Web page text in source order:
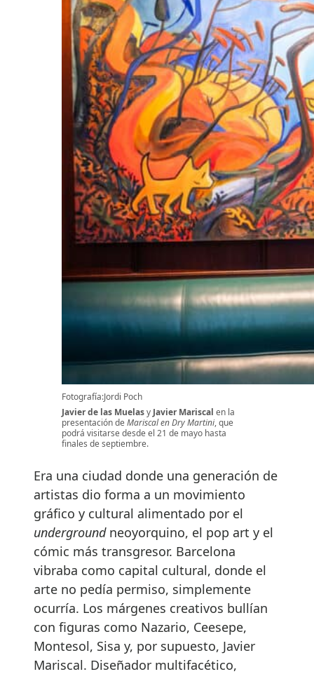
Fotografía:Jordi Poch
Javier de las Muelasy Javier Mariscal en la
presentación deMariscal en Dry Martini, que
podrá visitarse desde el 21 de mayo hasta
finales de septiembre.
Era una ciudad donde una generación de
artistas dio forma a un movimiento
gráfico y cultural alimentado por el
underground neoyorquino, el pop art y el
cómic más transgresor. Barcelona
vibraba como capital cultural, donde el
arte no pedía permiso, simplemente
ocurría. Los márgenes creativos bullían
con figuras como Nazario, Ceesepe,
Montesol, Sisa y, por supuesto, Javier
Mariscal. Diseñador multifacético,